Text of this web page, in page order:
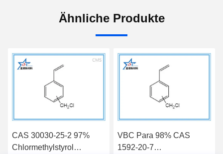
Ähnliche Produkte
CAS 30030-25-2 97%
Chlormethylstyrol
VBC Para 98% CAS
1592-20-7